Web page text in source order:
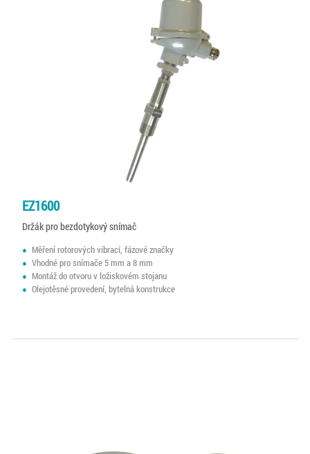
EZ1600
Držák pro bezdotykový snímač
Měření rotorových vibrací, fázové značky
Vhodné pro snímače 5 mm a 8 mm
Montáž do otvoru v ložiskovém stojanu
Olejotěsné provedení, bytelná konstrukce